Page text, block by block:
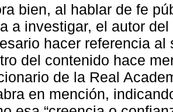
bien, al hablar de fe
a investigar, el autor
hacer referencia al
del contenido hace
de la Real
en mención,